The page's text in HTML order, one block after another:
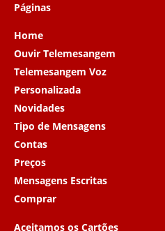
Páginas
Home
Ouvir Telemesangem
Telemesangem Voz
Personalizada
Novidades
Tipo de Mensagens
Contas
Preços
Mensagens Escritas
Comprar
Aceitamos os Cartões